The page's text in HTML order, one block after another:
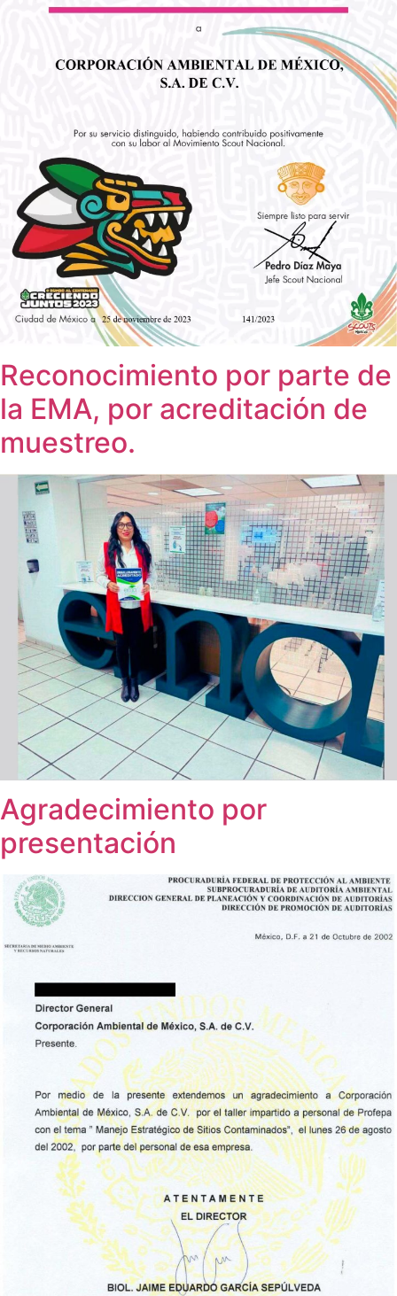
Reconocimiento por parte de
la EMA, por acreditación de
muestreo.
Agradecimiento por
presentación